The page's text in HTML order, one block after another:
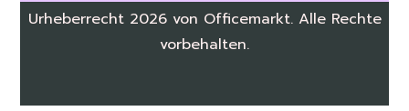
Urheberrecht 2026 von Officemarkt. Alle Rechte
vorbehalten.